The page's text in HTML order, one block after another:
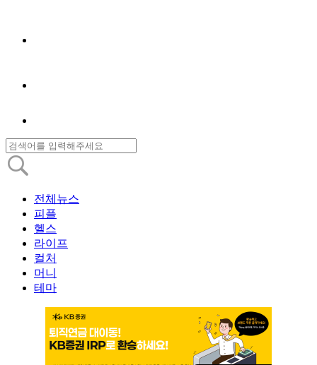
전체뉴스
피플
헬스
라이프
컬처
머니
테마